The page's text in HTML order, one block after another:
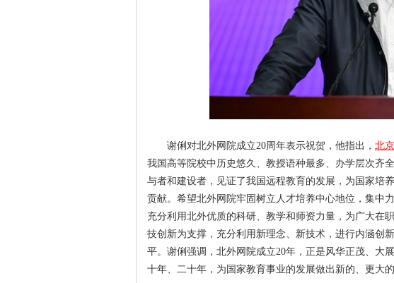
谢俐对北外网院成立20周年表示祝贺，他指出， 北
我国高等院校中历史悠久、教授语种最多、办学层次齐
与者和建设者，见证了我国远程教育的发展，为国家培
贡献。希望北外网院牢固树立人才培养中心地位，集中
充分利用北外优质的科研、教学和师资力量，为广大在
技创新为支撑，充分利用新理念、新技术，进行内涵创
平。谢俐强调，北外网院成立20年，正是风华正茂、大
十年、二十年，为国家教育事业的发展做出新的、更大的